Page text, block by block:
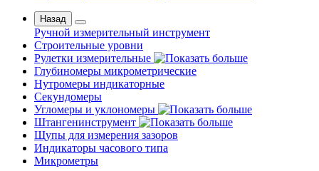
Назад
Ручной измерительный инструмент
Строительные уровни
Рулетки измерительные
Глубиномеры микрометрические
Нутромеры индикаторные
Секундомеры
Угломеры и уклономеры
Штангенинструмент
Щупы для измерения зазоров
Индикаторы часового типа
Микрометры